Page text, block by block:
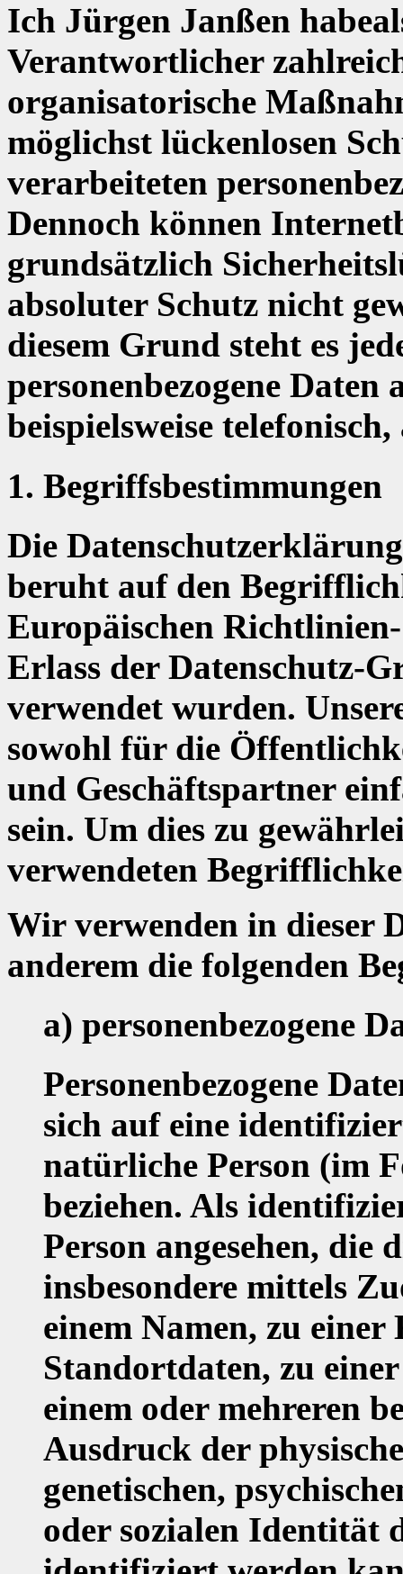
Ich Jürgen Janßen
Verantwortlicher
organisatorische
möglichst lückenlosen
verarbeiteten
Dennoch können
grundsätzlich
absoluter Schutz nicht
diesem Grund steht es
personenbezogene
beispielsweise
1. Begriffsbestimmungen
Die
beruht auf den
Europäischen
Erlass der Datenschutz-
verwendet wurden.
sowohl für die
und Geschäftspartner
sein. Um dies zu
verwendeten
Wir verwenden in dieser
anderem die folgenden
a) personenbezogene
Personenbezogene
sich auf eine
natürliche Person (im
beziehen. Als
Person angesehen,
insbesondere mittels
einem Namen, zu einer
Standortdaten, zu
einem oder mehreren
Ausdruck der
genetischen,
oder sozialen Identität